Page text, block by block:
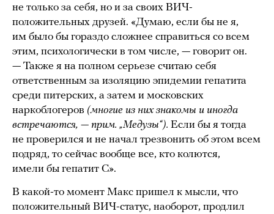
не только за себя, но и за своих ВИЧ-
положительных друзей. «Думаю, если бы не я,
им было бы гораздо сложнее справиться со всем
этим, психологически в том числе, — говорит он.
— Также я на полном серьезе считаю себя
ответственным за изоляцию эпидемии гепатита
среди питерских, а затем и московских
наркоблогеров (многие из них знакомы и иногда
встречаются, — прим. „Медузы“). Если бы я тогда
не проверился и не начал трезвонить об этом всем
подряд, то сейчас вообще все, кто колются,
имели бы гепатит С».
В какой-то момент Макс пришел к мысли, что
положительный ВИЧ-статус, наоборот, продлил